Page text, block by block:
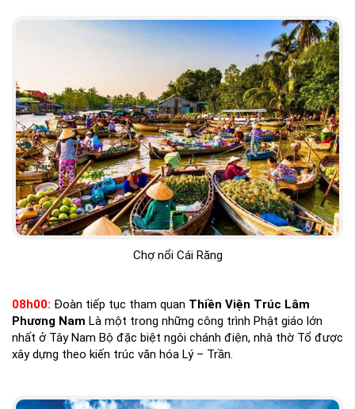
Chợ nổi Cái Răng
08h00: Đoàn tiếp tục tham quan Thiền Viện Trúc Lâm
Phương Nam Là một trong những công trình Phật giáo lớn
nhất ở Tây Nam Bộ đặc biệt ngôi chánh điện, nhà thờ Tổ được
xây dựng theo kiến trúc văn hóa Lý – Trần.